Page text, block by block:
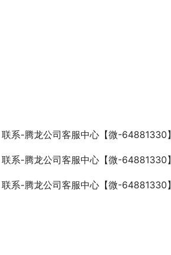
联系-腾龙公司客服中心【微-64881330】
联系-腾龙公司客服中心【微-64881330】
联系-腾龙公司客服中心【微-64881330】